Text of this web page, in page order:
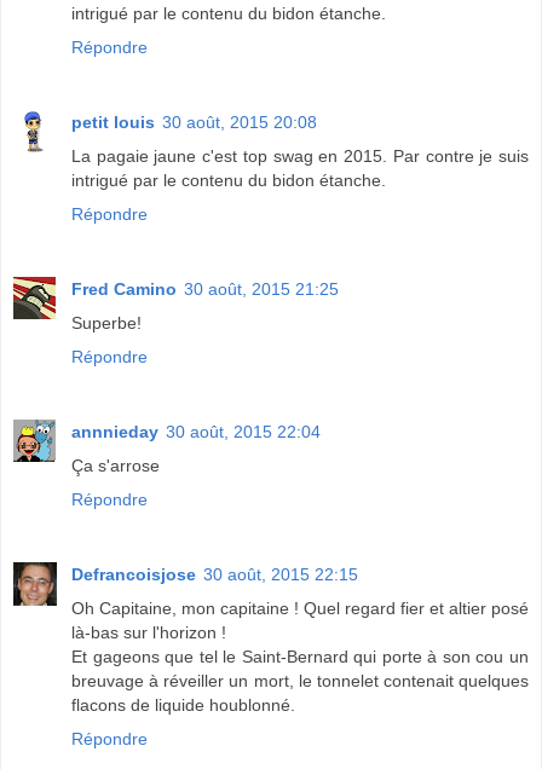
intrigué par le contenu du bidon étanche.
Répondre
petit louis 30 août, 2015 20:08
La pagaie jaune c'est top swag en 2015. Par contre je suis
intrigué par le contenu du bidon étanche.
Répondre
Fred Camino 30 août, 2015 21:25
Superbe!
Répondre
annnieday 30 août, 2015 22:04
Ça s'arrose
Répondre
Defrancoisjose 30 août, 2015 22:15
Oh Capitaine, mon capitaine ! Quel regard fier et altier posé
là-bas sur l'horizon !
Et gageons que tel le Saint-Bernard qui porte à son cou un
breuvage à réveiller un mort, le tonnelet contenait quelques
flacons de liquide houblonné.
Répondre